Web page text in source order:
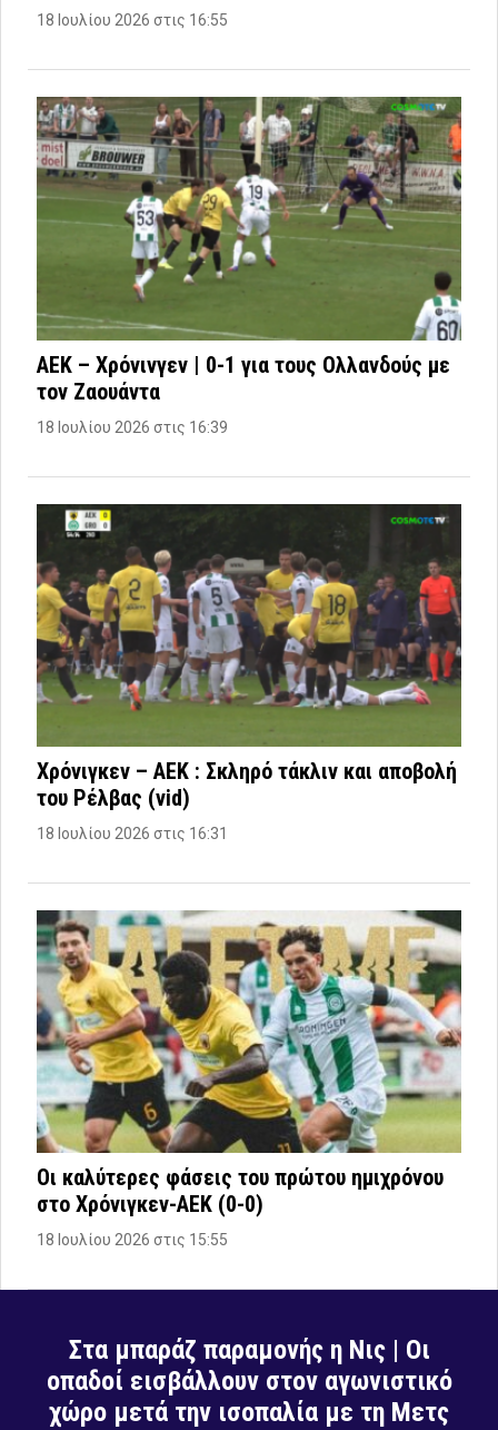
18 Ιουλίου 2026 στις 16:55
ΑΕΚ – Χρόνινγεν | 0-1 για τους Ολλανδούς με
τον Ζαουάντα
18 Ιουλίου 2026 στις 16:39
Χρόνιγκεν – ΑΕΚ : Σκληρό τάκλιν και αποβολή
του Ρέλβας (vid)
18 Ιουλίου 2026 στις 16:31
Οι καλύτερες φάσεις του πρώτου ημιχρόνου
στο Χρόνιγκεν-ΑΕΚ (0-0)
18 Ιουλίου 2026 στις 15:55
Στα μπαράζ παραμονής η Νις | Οι
οπαδοί εισβάλλουν στον αγωνιστικό
χώρο μετά την ισοπαλία με τη Μετς